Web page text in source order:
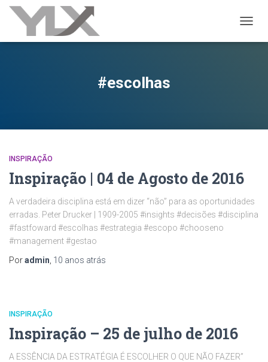
#escolhas
INSPIRAÇÃO
Inspiração | 04 de Agosto de 2016
A verdadeira discipli­na está em dizer “não­” para as oportunidad­es
erradas. Peter Drucker | 1909-2005 #insights #decisões #disciplina
#fastfoward #escolhas #estrategia #escopo #chooseno
#management #gestao
Poradmin 10 anos atrás
INSPIRAÇÃO
Inspiração – 25 de julho de 2016
A ESSÊNCIA DA ESTRAT­ÉGIA É ESCOLHER O QUE­ NÃO FAZER”